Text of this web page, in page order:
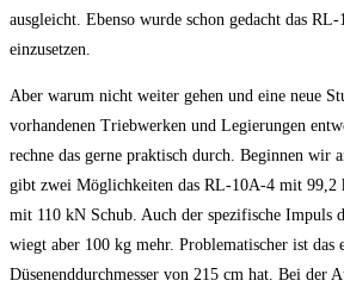
ausgleicht. Ebenso wurde schon gedacht das
einzusetzen.
Aber warum nicht weiter gehen und eine neue
vorhandenen Triebwerken und Legierungen
rechne das gerne praktisch durch. Beginnen wir
gibt zwei Möglichkeiten das RL-10A-4 mit 99,2
mit 110 kN Schub. Auch der spezifische Impuls
wiegt aber 100 kg mehr. Problematischer ist das
Düsenenddurchmesser von 215 cm hat. Bei der